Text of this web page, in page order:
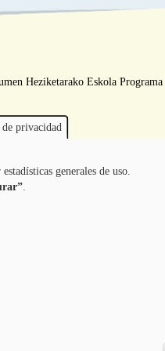
Heziketarako Eskola Programa
privacidad
generales de uso.
.